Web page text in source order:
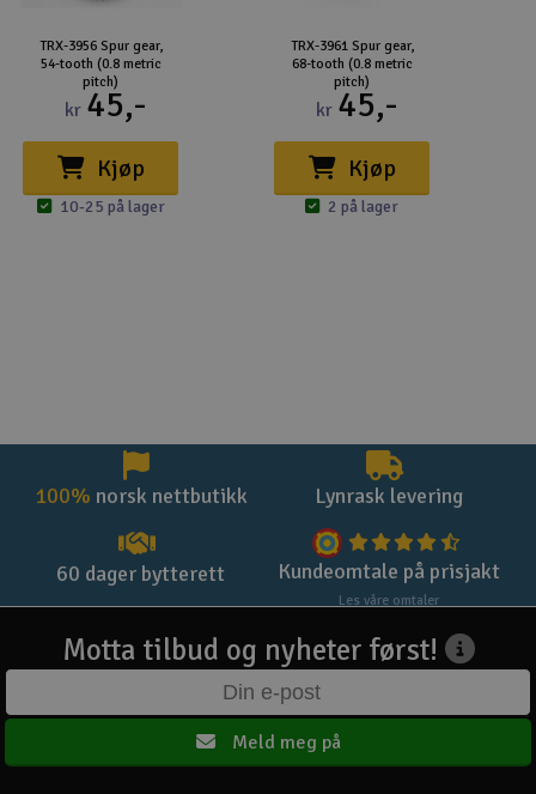
TRX-3956 Spur gear,
54-tooth (0.8 metric
pitch)
kr 45,-
Kjøp
10-25 på lager
TRX-3961 Spur gear,
68-tooth (0.8 metric
pitch)
kr 45,-
Kjøp
2 på lager
100% norsk nettbutikk Lynrask levering
60 dager bytterett Kundeomtale på prisjakt
Les våre omtaler
Motta tilbud og nyheter først!
Meld meg på